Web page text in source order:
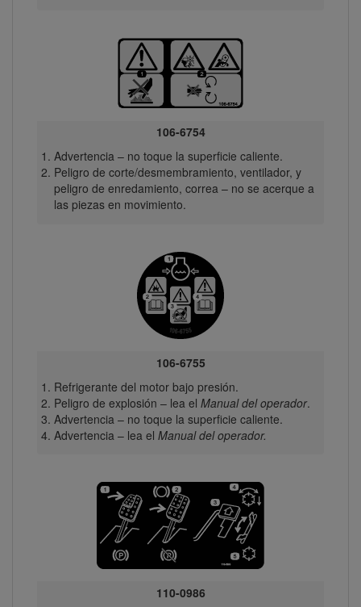
106-6754
Advertencia – no toque la superficie caliente.
Peligro de corte/desmembramiento, ventilador, y
peligro de enredamiento, correa – no se acerque a
las piezas en movimiento.
106-6755
Refrigerante del motor bajo presión.
Peligro de explosión – lea el Manual del operador.
Advertencia – no toque la superficie caliente.
Advertencia – lea el Manual del operador.
110-0986